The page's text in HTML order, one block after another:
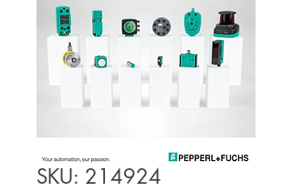
SKU: 214924